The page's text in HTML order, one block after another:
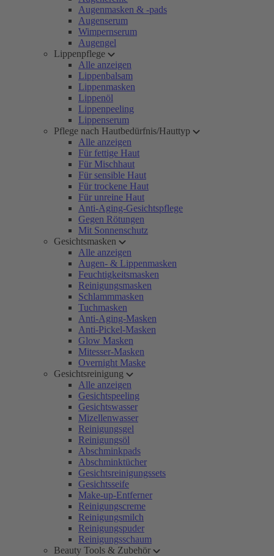
Augenmasken & -pads
Augenserum
Wimpernserum
Augengel
Lippenpflege
Alle anzeigen
Lippenbalsam
Lippenmasken
Lippenöl
Lippenpeeling
Lippenserum
Pflege nach Hautbedürfnis/Hauttyp
Alle anzeigen
Für fettige Haut
Für Mischhaut
Für sensible Haut
Für trockene Haut
Für unreine Haut
Anti-Aging-Gesichtspflege
Gegen Rötungen
Mit Sonnenschutz
Gesichtsmasken
Alle anzeigen
Augen- & Lippenmasken
Feuchtigkeitsmasken
Reinigungsmasken
Schlammmasken
Tuchmasken
Anti-Aging-Masken
Anti-Pickel-Masken
Glow Masken
Mitesser-Masken
Overnight Maske
Gesichtsreinigung
Alle anzeigen
Gesichtspeeling
Gesichtswasser
Mizellenwasser
Reinigungsgel
Reinigungsöl
Abschminkpads
Abschminktücher
Gesichtsreinigungssets
Gesichtsseife
Make-up-Entferner
Reinigungscreme
Reinigungsmilch
Reinigungspuder
Reinigungsschaum
Beauty Tools & Zubehör